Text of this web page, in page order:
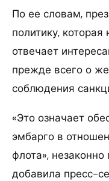
По ее словам,
политику,
отвечает
прежде всего о
соблюдения
«Это означает
эмбарго в
флота»,
добавила пресс-